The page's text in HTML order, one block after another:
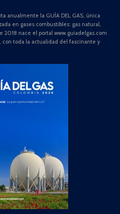
anualmente la GUÍA DEL GAS, única
en gases combustibles: gas natural,
2018 nace el portal www.guiadelgas.com
toda la actualidad del fascinante y